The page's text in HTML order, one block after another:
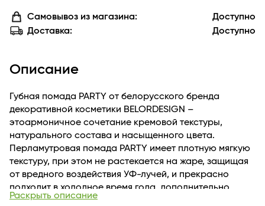
Самовывоз из магазина:
Доступно
Доставка:
Доступно
Описание
Губная помада PARTY от белорусского бренда
декоративной косметики BELORDESIGN –
этоармоничное сочетание кремовой текстуры,
натурального состава и насыщенного цвета.
Перламутровая помада PARTY имеет плотную мягкую
текстуру, при этом не растекается на жаре, защищая
от вредного воздействия УФ-лучей, и прекрасно
подходит в холодное время года, дополнительно
увлажняя и питая губы как защитный бальзам.Губная
Раскрыть описание